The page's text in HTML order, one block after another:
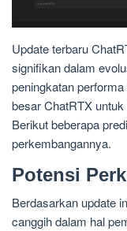
Update terbaru
signifikan dalam
peningkatan
besar ChatRTX
Berikut beberapa
perkembangannya.
Potensi
Berdasarkan update
canggih dalam hal